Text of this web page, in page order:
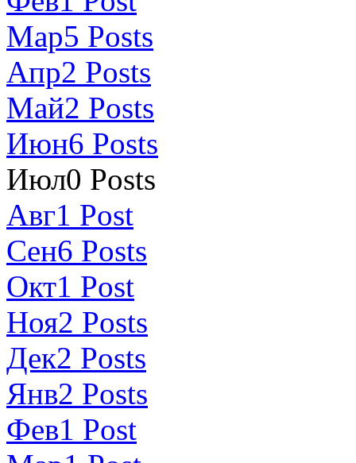
Мар5 Posts
Апр2 Posts
Май2 Posts
Июн6 Posts
Июл0 Posts
Авг1 Post
Сен6 Posts
Окт1 Post
Ноя2 Posts
Дек2 Posts
Янв2 Posts
Фев1 Post